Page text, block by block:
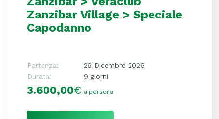
Zanzibar Village > Speciale
Capodanno
Partenza:
26 Dicembre 2026
Durata:
9 giorni
3.600,00€ a persona